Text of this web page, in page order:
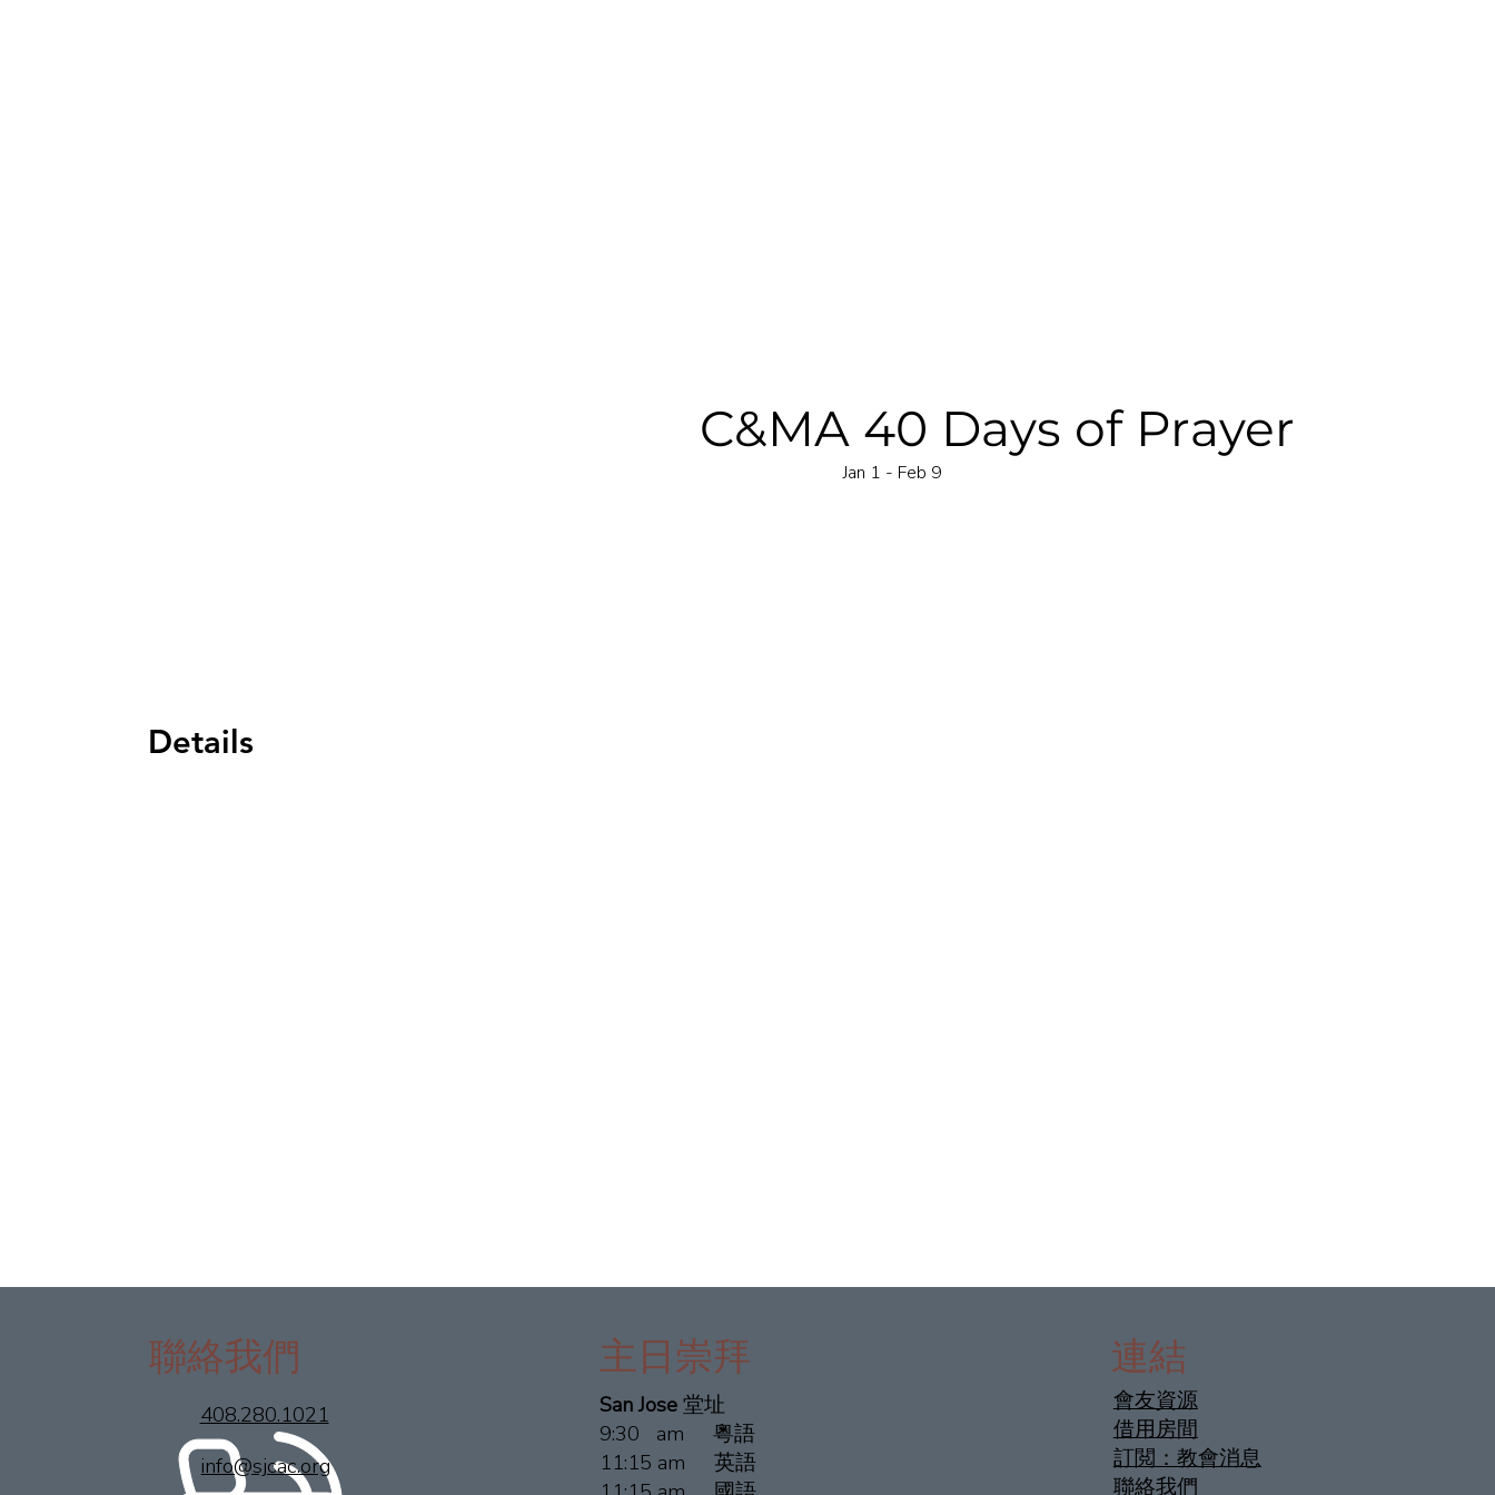
C&MA 40 Days of Prayer
Jan 1 - Feb 9
Details
聯絡我們
408.280.1021
info@sjcac.org
連結
會友資源
借用房間
訂閲：教會消息
聯絡我們
主日崇拜
San Jose堂址
9:30 am 粵語
11:15 am 英語